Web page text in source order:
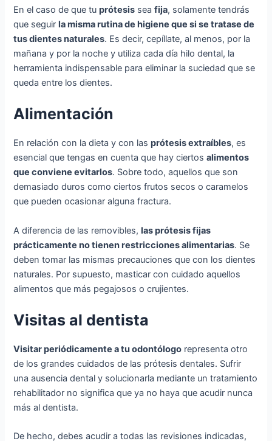
En el caso de que tuprótesis seafija, solamente tendrás
que seguirla misma rutina de higiene que si se tratase de
tus dientes naturales. Es decir, cepíllate, al menos, por la
mañana y por la noche y utiliza cada día hilo dental, la
herramienta indispensable para eliminar la suciedad que se
queda entre los dientes.
Alimentación
En relación con la dieta y con lasprótesis extraíbles, es
esencial que tengas en cuenta que hay ciertosalimentos
que conviene evitarlos. Sobre todo, aquellos que son
demasiado duros como ciertos frutos secos o caramelos
que pueden ocasionar alguna fractura.
A diferencia de las removibles,las prótesis fijas
prácticamente no tienen restricciones alimentarias. Se
deben tomar las mismas precauciones que con los dientes
naturales. Por supuesto, masticar con cuidado aquellos
alimentos que más pegajosos o crujientes.
Visitas al dentista
Visitar periódicamente a tu odontólogo representa otro
de los grandes cuidados de las prótesis dentales. Sufrir
una ausencia dental y solucionarla mediante un tratamiento
rehabilitador no significa que ya no haya que acudir nunca
más al dentista.
De hecho, debes acudir a todas las revisiones indicadas,